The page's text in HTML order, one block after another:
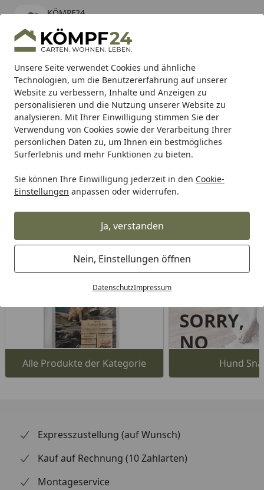
Unsere Seite verwendet Cookies und ähnliche
Technologien, um die Benutzererfahrung auf unserer
Website zu verbessern, Inhalte und Anzeigen zu
personalisieren und die Nutzung unserer Website zu
analysieren. Mit Ihrer Einwilligung stimmen Sie der
Verwendung von Cookies sowie der Verarbeitung Ihrer
persönlichen Daten zu, um Ihnen ein bestmögliches
Surferlebnis und mehr Funktionen zu bieten.
Sie können Ihre Einwilligung jederzeit in den Cookie-
Einstellungen anpassen oder widerrufen.
Ja, verstanden
Nein, Einstellungen öffnen
DatenschutzImpressum
KÖMPF24
kostenlos - Im App Store
Hotline
Alle Produkte
Mein Konto
Suchen
Karibu Pools inkl. gratis Sandfilteranlage & Pool-
Starterset (Gesamtwert bis 468,99€)
Startseite
MERA DOG
MERA DOG
Wählen Sie Ihre Wunschkategorie
Alle Produkte der Kategorie Hund
Expresszustellung (auf Wunsch)
Kauf auf Rechnung (10 Zahlarten)
Montageservice